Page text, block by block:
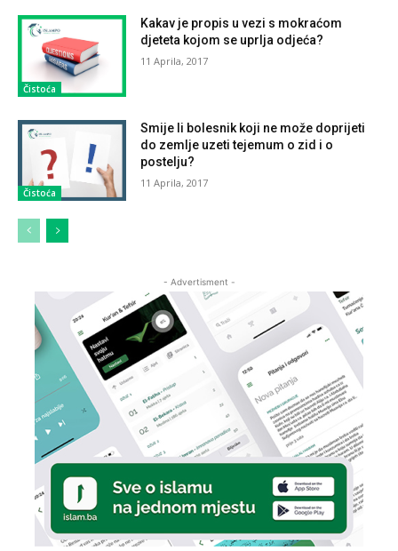
Čistoća
Kakav je propis u vezi s mokraćom
djeteta kojom se uprlja odjeća?
11 Aprila, 2017
Čistoća
Smije li bolesnik koji ne može doprijeti
do zemlje uzeti tejemum o zid i o
postelju?
11 Aprila, 2017
- Advertisment -